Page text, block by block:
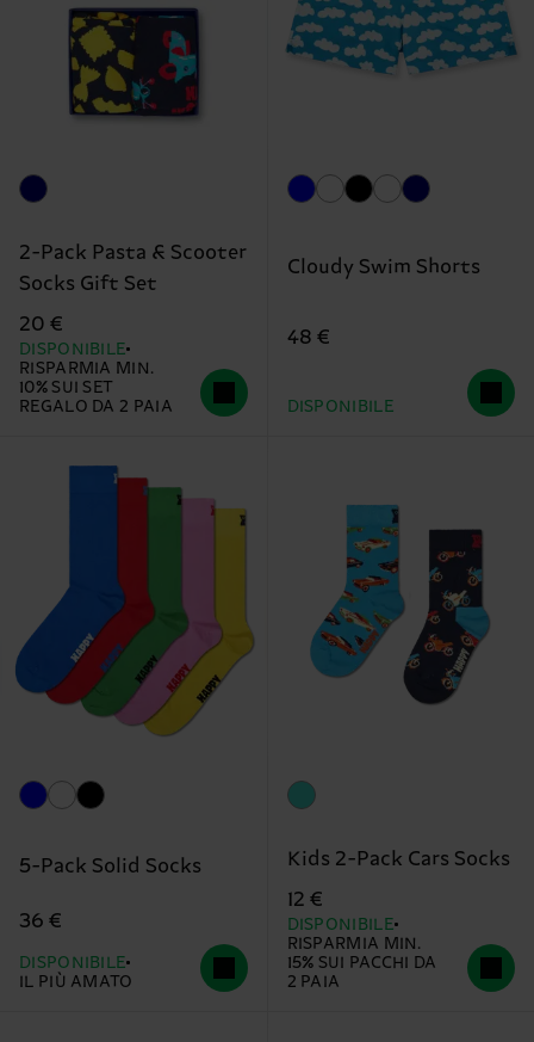
2-Pack Pasta & Scooter
Socks Gift Set
20 €
DISPONIBILE
RISPARMIA MIN.
10% SUI SET
REGALO DA 2 PAIA
Cloudy Swim Shorts
48 €
DISPONIBILE
5-Pack Solid Socks
36 €
DISPONIBILE
IL PIÙ AMATO
Kids 2-Pack Cars Socks
12 €
DISPONIBILE
RISPARMIA MIN.
15% SUI PACCHI DA
2 PAIA